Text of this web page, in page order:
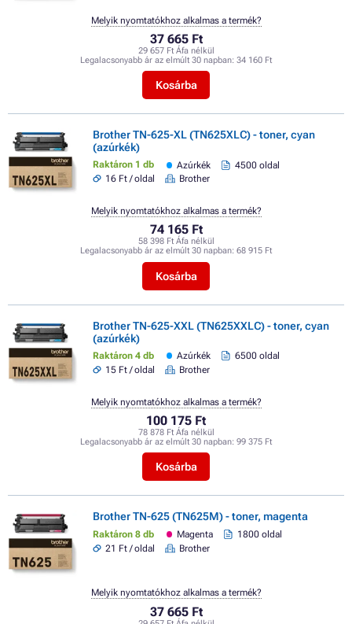
37 665 Ft
29 657 Ft Áfa nélkül
Legalacsonyabb ár az elmúlt 30 napban: 34 160 Ft
Kosárba
Melyik nyomtatókhoz alkalmas a termék?
Brother TN-625-XL (TN625XLC) - toner, cyan
(azúrkék)
Raktáron 1 db Azúrkék
4500 oldal
16 Ft / oldal
Brother
74 165 Ft
58 398 Ft Áfa nélkül
Legalacsonyabb ár az elmúlt 30 napban: 68 915 Ft
Kosárba
Melyik nyomtatókhoz alkalmas a termék?
Brother TN-625-XXL (TN625XXLC) - toner, cyan
(azúrkék)
Raktáron 4 db Azúrkék
6500 oldal
15 Ft / oldal
Brother
100 175 Ft
78 878 Ft Áfa nélkül
Legalacsonyabb ár az elmúlt 30 napban: 99 375 Ft
Kosárba
Melyik nyomtatókhoz alkalmas a termék?
Brother TN-625 (TN625M) - toner, magenta
Raktáron 8 db Magenta
1800 oldal
21 Ft / oldal
Brother
37 665 Ft
Melyik nyomtatókhoz alkalmas a termék?